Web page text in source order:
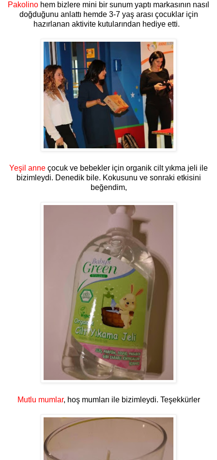
Pakolino hem bizlere mini bir sunum yaptı markasının nasıl
doğduğunu anlattı hemde 3-7 yaş arası çocuklar için
hazırlanan aktivite kutularından hediye etti.
Yeşil anne çocuk ve bebekler için organik cilt yıkma jeli ile
bizimleydi. Denedik bile. Kokusunu ve sonraki etkisini
beğendim,
Mutlu mumlar, hoş mumları ile bizimleydi. Teşekkürler